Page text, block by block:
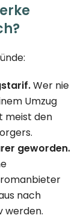
Wer nie
Umzug
meist den
geworden.
nach
werden.